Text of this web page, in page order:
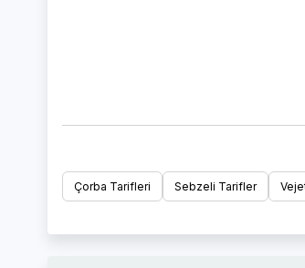
Çorba Tarifleri Sebzeli Tarifler